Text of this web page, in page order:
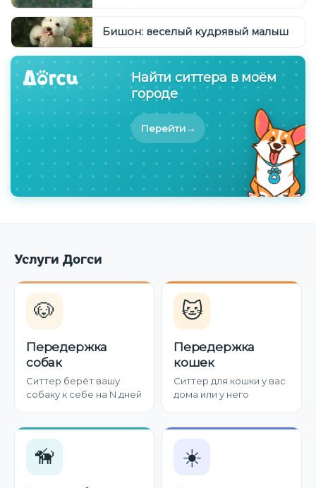
Бишон: веселый кудрявый малыш
Найти ситтера в моём
городе
Перейти→
Услуги Догси
🐶
Передержка
собак
Ситтер берёт вашу
собаку к себе на N дней
🐱
Передержка
кошек
Ситтер для кошки у вас
дома или у него
🦮 ☀️